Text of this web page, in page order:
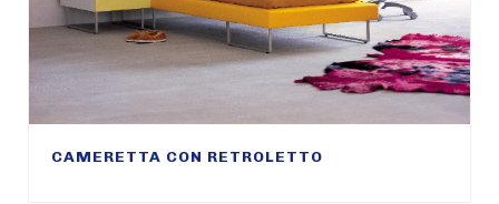
CAMERETTA CON RETROLETTO